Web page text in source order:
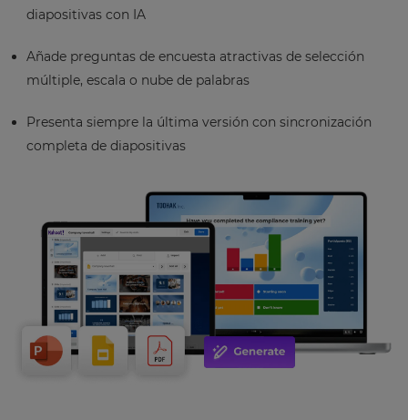
diapositivas con IA
Añade preguntas de encuesta atractivas de selección
múltiple, escala o nube de palabras
Presenta siempre la última versión con sincronización
completa de diapositivas